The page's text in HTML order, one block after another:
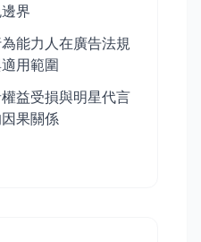
界
能力人在廣告法規
用範圍
益受損與明星代言
果關係